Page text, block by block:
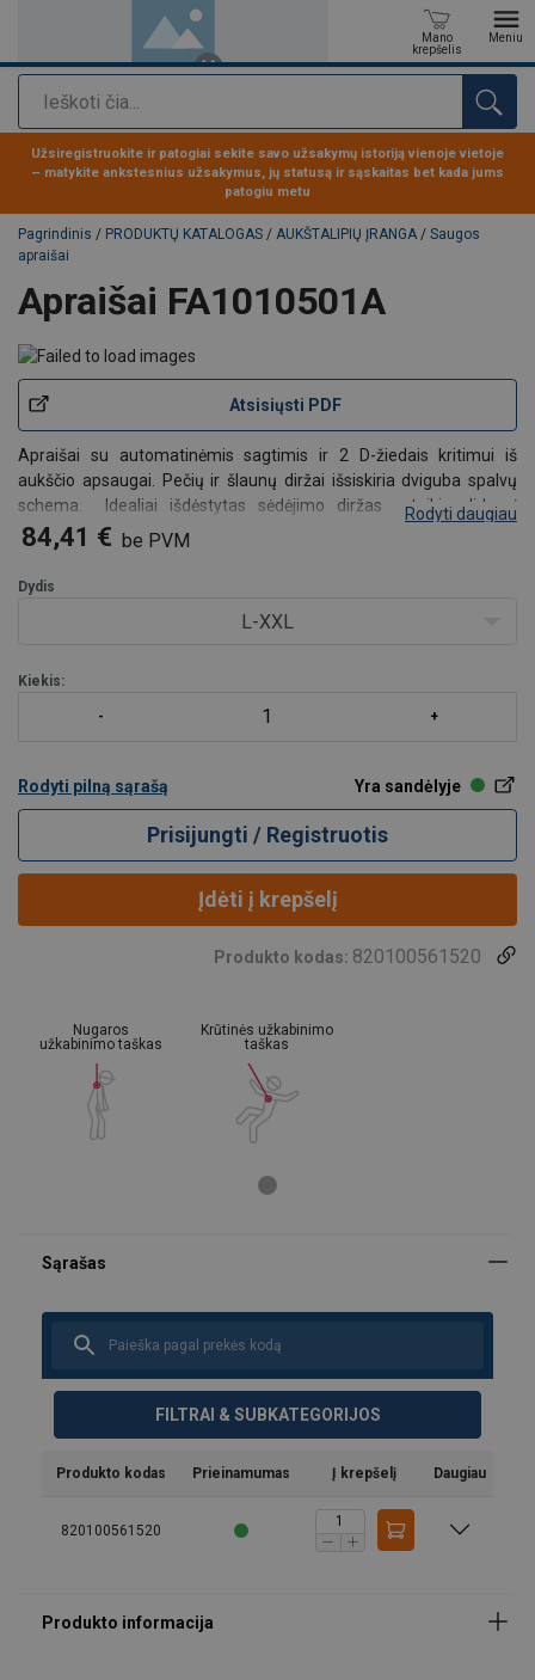
Paieška
Mano
krepšelis
Meniu
Produktas buvo pridėtas prie jūsų užklausos
Užsiregistruokite ir patogiai sekite savo užsakymų istoriją vienoje vietoje
– matykite ankstesnius užsakymus, jų statusą ir sąskaitas bet kada jums
patogiu metu
Pagrindinis / PRODUKTŲ KATALOGAS / AUKŠTALIPIŲ ĮRANGA / Saugos
apraišai
Apraišai FA1010501A
Atsisiųsti PDF
Apraišai su automatinėmis sagtimis ir 2 D-žiedais kritimui iš
aukščio apsaugai. Pečių ir šlaunų diržai išsiskiria dviguba spalvų
schema. Idealiai išdėstytas sėdėjimo diržas suteikia didesnį
komfortą.
Rodyti daugiau
84,41 € be PVM
Dydis
L-XXL
Kiekis:
Rodyti pilną sąrašą Yra sandėlyje
Prisijungti / Registruotis
Įdėti į krepšelį
Produkto kodas: 820100561520
Nugaros
užkabinimo taškas
Krūtinės užkabinimo
taškas
FILTRAI & SUBKATEGORIJOS
Produkto kodas Prieinamumas Į krepšelį Daugiau
820100561520
Temperatūros diapazonas: